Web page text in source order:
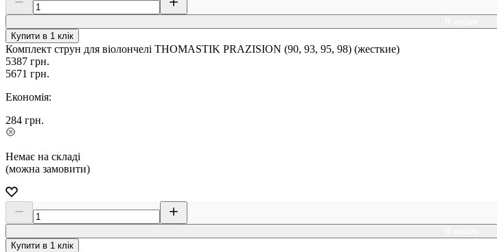
Купити в 1 клік
Комплект струн для віолончелі THOMASTIK PRAZISION (90, 93, 95, 98) (жесткие)
5387 грн.
5671 грн.
Економія:
284 грн.
Немає на складі
(можна замовити)
Купити в 1 клік